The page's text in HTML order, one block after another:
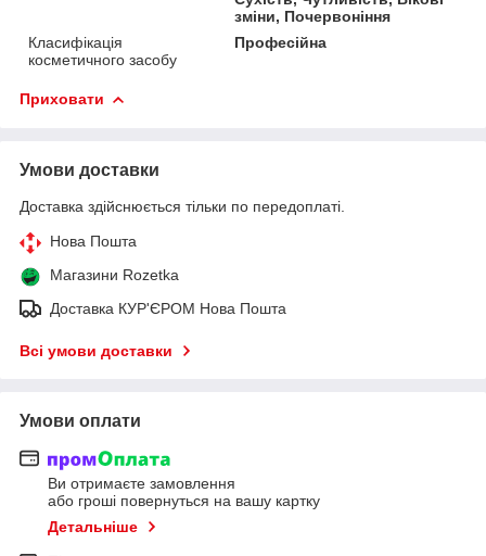
зміни, Почервоніння
Класифікація
косметичного засобу
Професійна
Приховати
Умови доставки
Доставка здійснюється тільки по передоплаті.
Нова Пошта
Магазини Rozetka
Доставка КУР'ЄРОМ Нова Пошта
Всі умови доставки
Умови оплати
Ви отримаєте замовлення
або гроші повернуться на вашу картку
Детальніше